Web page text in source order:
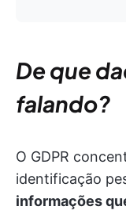
De que
falando?
O GDPR
identificação
informações